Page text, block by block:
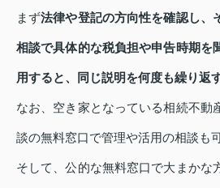
まず法律や登記の方向性を確認し、
相談で具体的な税負担や申告時期を
用すると、同じ説明を何度も繰り返
なお、空き家となっている相続不動
談の無料窓口で管理や活用の相談も
そして、公的な無料窓口で大まかな